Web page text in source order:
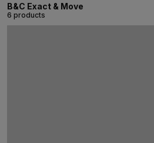
B&C Exact & Move
6 products